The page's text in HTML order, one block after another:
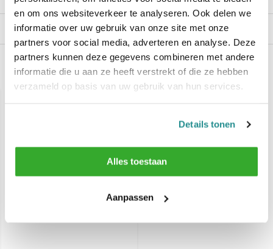
en om ons websiteverkeer te analyseren. Ook delen we
informatie over uw gebruik van onze site met onze
partners voor social media, adverteren en analyse. Deze
partners kunnen deze gegevens combineren met andere
informatie die u aan ze heeft verstrekt of die ze hebben
verzameld op basis van uw gebruik van hun services.
Details tonen
Alles toestaan
Aanpassen
Reviews
Recent bekeken